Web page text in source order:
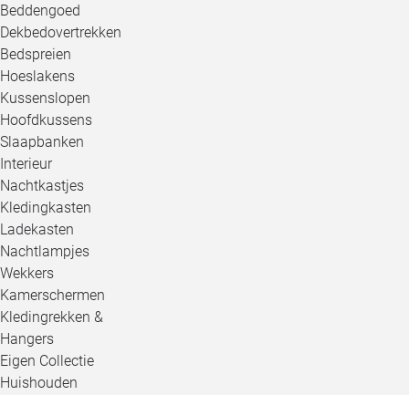
Beddengoed
Dekbedovertrekken
Bedspreien
Hoeslakens
Kussenslopen
Hoofdkussens
Slaapbanken
Interieur
Nachtkastjes
Kledingkasten
Ladekasten
Nachtlampjes
Wekkers
Kamerschermen
Kledingrekken &
Hangers
Eigen Collectie
Huishouden